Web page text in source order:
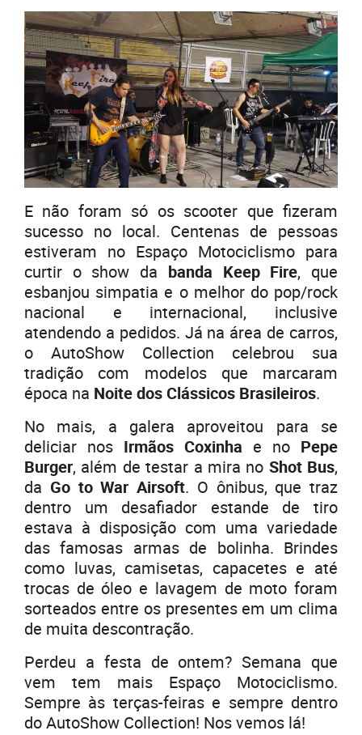
E não foram só os scooter que fizeram
sucesso no local. Centenas de pessoas
estiveram no Espaço Motociclismo para
curtir o show da banda Keep Fire, que
esbanjou simpatia e o melhor do pop/rock
nacional e internacional, inclusive
atendendo a pedidos. Já na área de carros,
o AutoShow Collection celebrou sua
tradição com modelos que marcaram
época na Noite dos Clássicos Brasileiros.
No mais, a galera aproveitou para se
deliciar nos Irmãos Coxinha e no Pepe
Burger, além de testar a mira no Shot Bus,
da Go to War Airsoft. O ônibus, que traz
dentro um desafiador estande de tiro
estava à disposição com uma variedade
das famosas armas de bolinha. Brindes
como luvas, camisetas, capacetes e até
trocas de óleo e lavagem de moto foram
sorteados entre os presentes em um clima
de muita descontração.
Perdeu a festa de ontem? Semana que
vem tem mais Espaço Motociclismo.
Sempre às terças-feiras e sempre dentro
do AutoShow Collection! Nos vemos lá!